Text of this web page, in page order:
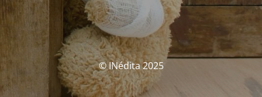
© INédita 2025